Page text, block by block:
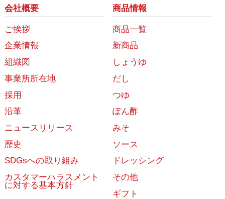
会社概要
ご挨拶
企業情報
組織図
事業所所在地
採用
沿革
ニュースリリース
歴史
SDGsへの取り組み
カスタマーハラスメント
に対する基本方針
商品情報
商品一覧
新商品
しょうゆ
だし
つゆ
ぽん酢
みそ
ソース
ドレッシング
その他
ギフト